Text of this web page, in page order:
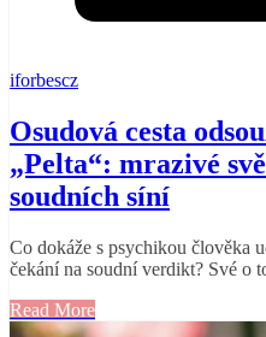
iforbescz
Osudová cesta
„Pelta“: mrazivé
soudních síní
Co dokáže s psychikou člověka
čekání na soudní verdikt? Své o
Read More